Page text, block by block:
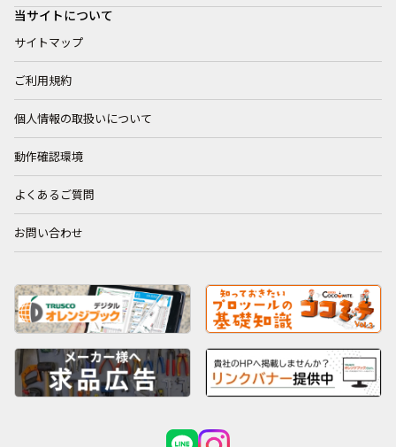
当サイトについて
サイトマップ
ご利用規約
個人情報の取扱いについて
動作確認環境
よくあるご質問
お問い合わせ